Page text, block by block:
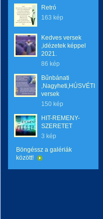
Retró
163 kép
Kedves versek
,idézetek képpel
2021.
86 kép
Bűnbánati
,Nagyheti,HÚSVÉTI
versek
150 kép
HIT-REMENY-
SZERETET
3 kép
Böngéssz a galériák
között!